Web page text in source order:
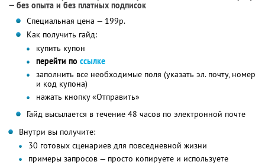
— без опыта и без платных подписок
Специальная цена — 199р.
Как получить гайд:
купить купон
перейти по ссылке
заполнить все необходимые поля (указать эл. почту, номер
и код купона)
нажать кнопку «Отправить»
Гайд высылается в течение 48 часов по электронной почте
Внутри вы получите:
30 готовых сценариев для повседневной жизни
примеры запросов — просто копируете и используете